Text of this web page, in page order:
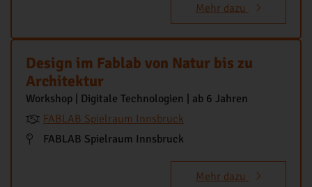
Mehr dazu
Design im Fablab von Natur bis zu
Architektur
Workshop | Digitale Technologien | ab 6 Jahren
FABLAB Spielraum Innsbruck
FABLAB Spielraum Innsbruck
Mehr dazu